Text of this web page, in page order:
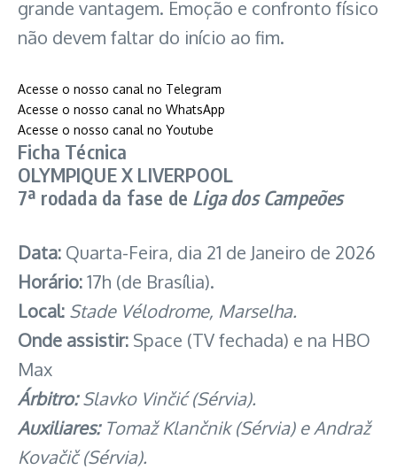
grande vantagem. Emoção e confronto físico
não devem faltar do início ao fim.
Acesse o nosso canal no Telegram
Acesse o nosso canal no WhatsApp
Acesse o nosso canal no Youtube
Ficha Técnica
OLYMPIQUE X LIVERPOOL
7ª rodada da fase de Liga dos Campeões
Data: Quarta-Feira, dia 21 de Janeiro de 2026
Horário:17h (de Brasília).
Local: Stade Vélodrome, Marselha.
Onde assistir: Space (TV fechada) e na HBO
Max
Árbitro:Slavko Vinčić (Sérvia).
Auxiliares: Tomaž Klančnik (Sérvia) e Andraž
Kovačič (Sérvia).